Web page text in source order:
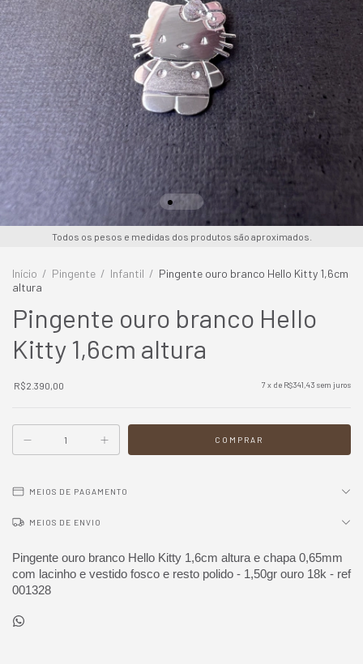
Todos os pesos e medidas dos produtos são aproximados.
Início / Pingente / Infantil / Pingente ouro branco Hello Kitty 1,6cm
altura
Pingente ouro branco Hello
Kitty 1,6cm altura
R$2.390,00 7 x de R$341,43 sem juros
MEIOS DE PAGAMENTO
MEIOS DE ENVIO
Pingente ouro branco Hello Kitty 1,6cm altura e chapa 0,65mm
com lacinho e vestido fosco e resto polido - 1,50gr ouro 18k - ref
001328